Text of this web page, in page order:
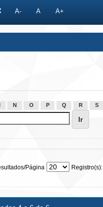
A- A A+
N O P Q R S
Página Registro(s):